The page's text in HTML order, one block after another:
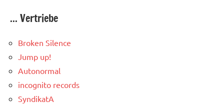
... Vertriebe
Broken Silence
Jump up!
Autonormal
incognito records
SyndikatA